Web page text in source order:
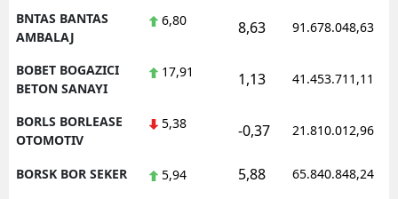
BNTAS BANTAS
AMBALAJ
6,80 8,63 91.678.048,63
BOBET BOGAZICI
BETON SANAYI
17,91 1,13 41.453.711,11
BORLS BORLEASE
OTOMOTIV
5,38 -0,37 21.810.012,96
BORSK BOR SEKER 5,94 5,88 65.840.848,24